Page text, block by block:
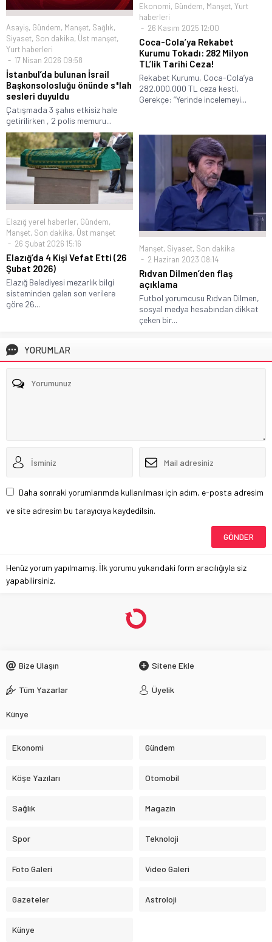
Asayiş, Gündem, Manşet, Sağlık,
Siyaset, Son dakika, Üst manşet,
Yurt haberleri
17 Nisan 2026 09:58
İstanbul’da bulunan İsrail
Başkonsolosluğu önünde s*lah
sesleri duyuldu
Çatışmada 3 şahıs etkisiz hale
getirilirken , 2 polis memuru...
Ekonomi, Gündem, Manşet, Yurt
haberleri
26 Kasım 2025 12:00
Coca-Cola’ya Rekabet
Kurumu Tokadı: 282 Milyon
TL’lik Tarihi Ceza!
Rekabet Kurumu, Coca-Cola’ya
282.000.000 TL ceza kesti.
Gerekçe: “Yerinde incelemeyi...
Elazığ yerel haberler, Gündem,
Manşet, Son dakika, Üst manşet
26 Şubat 2026 15:16
Elazığ’da 4 Kişi Vefat Etti (26
Şubat 2026)
Elazığ Belediyesi mezarlık bilgi
sisteminden gelen son verilere
göre 26...
Manşet, Siyaset, Son dakika
2 Haziran 2023 08:14
Rıdvan Dilmen’den flaş
açıklama
Futbol yorumcusu Rıdvan Dilmen,
sosyal medya hesabından dikkat
çeken bir...
YORUMLAR
Daha sonraki yorumlarımda kullanılması için adım, e-posta adresim
ve site adresim bu tarayıcıya kaydedilsin.
Henüz yorum yapılmamış. İlk yorumu yukarıdaki form aracılığıyla siz
yapabilirsiniz.
Bize Ulaşın Sitene Ekle
Tüm Yazarlar Üyelik
Künye
Ekonomi Gündem
Köşe Yazıları Otomobil
Sağlık Magazin
Spor Teknoloji
Foto Galeri Video Galeri
Gazeteler Astroloji
Künye